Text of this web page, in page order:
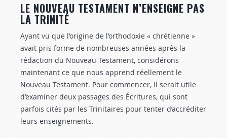
LE NOUVEAU TESTAMENT N’ENSEIGNE PAS
LA TRINITÉ
Ayant vu que l’origine de l’orthodoxie « chrétienne »
avait pris forme de nombreuses années après la
rédaction du Nouveau Testament, considérons
maintenant ce que nous apprend réellement le
Nouveau Testament. Pour commencer, il serait utile
d’examiner deux passages des Écritures, qui sont
parfois cités par les Trinitaires pour tenter d’accréditer
leurs enseignements.